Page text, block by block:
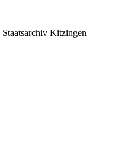
Staatsarchiv Kitzingen